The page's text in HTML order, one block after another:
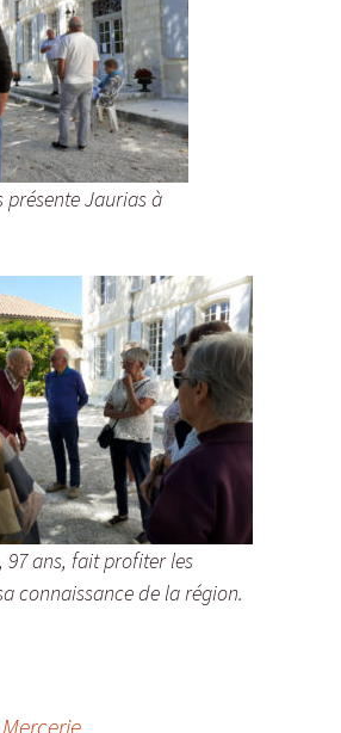
présente Jaurias à
97 ans, fait profiter les
connaissance de la région.